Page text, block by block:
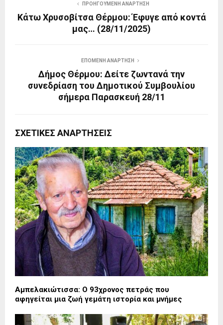
ΠΡΟΗΓΟΎΜΕΝΗ ΑΝΆΡΤΗΣΗ
Κάτω Χρυσοβίτσα Θέρμου: Έφυγε από κοντά
μας… (28/11/2025)
ΕΠΌΜΕΝΗ ΑΝΆΡΤΗΣΗ
Δήμος Θέρμου: Δείτε ζωντανά την
συνεδρίαση του Δημοτικού Συμβουλίου
σήμερα Παρασκευή 28/11
ΣΧΕΤΙΚΈΣ ΑΝΑΡΤΉΣΕΙΣ
Αμπελακιώτισσα: Ο 93χρονος πετράς που
αφηγείται μια ζωή γεμάτη ιστορία και μνήμες